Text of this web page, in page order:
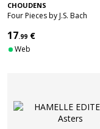
CHOUDENS
Four Pieces by J.S. Bach
17.99 €
Web